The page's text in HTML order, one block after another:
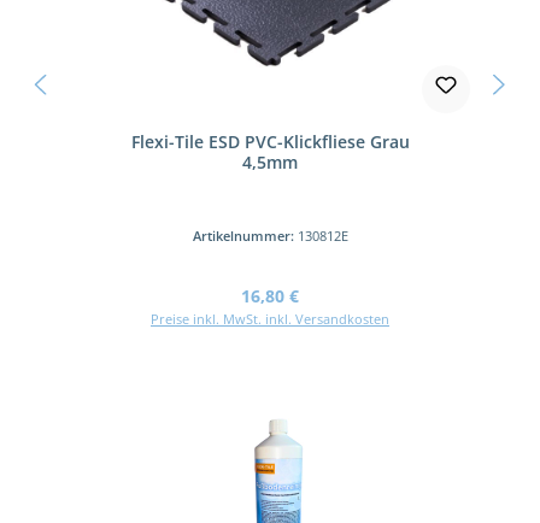
Flexi-Tile ESD PVC-Klickfliese Grau
4,5mm
Artikelnummer: 130812E
Regulärer Preis:
16,80 €
Preise inkl. MwSt. inkl. Versandkosten